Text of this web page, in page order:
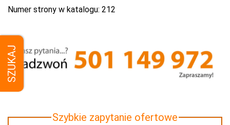
SZUKAJ
Numer strony w katalogu: 212
Szybkie zapytanie ofertowe